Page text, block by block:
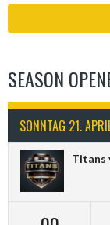
SEASON
SONNTAG 21.
Titans